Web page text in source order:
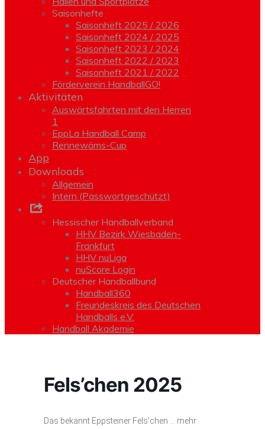
Saisonhefte
Saisonheft 2025 / 2026
Saisonheft 2024 / 2025
Saisonheft 2023 / 2024
Saisonheft 2022 / 2023
Saisonheft 2021 / 2022
Förderverein HandballGO!
Aktivitäten
Auswärtsfahrten mit den Herren
1
EppLa Handball Camp
Rennewäms-Cup
App
Downloads
Allgemein
Intern (Passwortgeschützt)
Hessischer Handballverband
HHV Bezirk Wiesbaden-
Frankfurt
HHV nuLiga
nuScore Login
Deutscher Handballbund
Handball360
Freundeskreis des Deutschen
Handballs e.V.
Handball Akademie
Fels’chen 2025
Das bekannt Eppsteiner Fels’chen … mehr